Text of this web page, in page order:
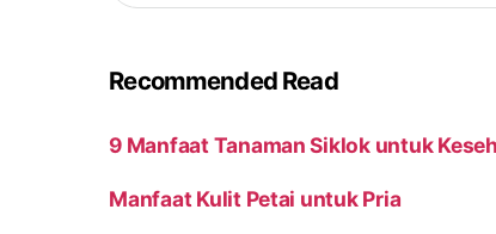
Recommended Read
9 Manfaat Tanaman Siklok untuk
Manfaat Kulit Petai untuk Pria